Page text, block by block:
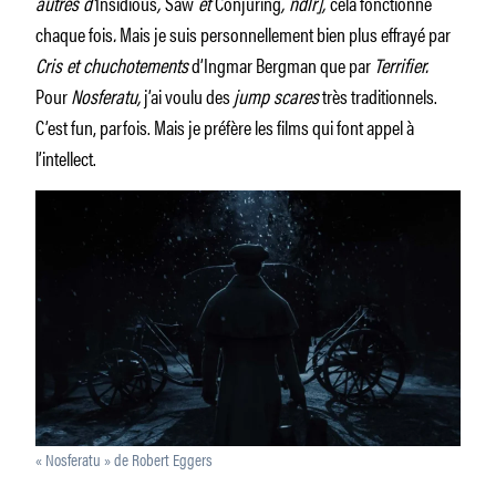
chaque fois.Mais je suis personnellement bien plus effrayé par
Cris et chuchotementsd’Ingmar Bergman que par Terrifier.
PourNosferatu,j’ai voulu desjump scarestrès traditionnels.
C’est fun, parfois. Mais je préfère les films qui font appel à
l’intellect.
« Nosferatu » de Robert Eggers